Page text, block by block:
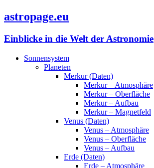
astropage.eu
Einblicke in die Welt der Astronomie
Sonnensystem
Planeten
Merkur (Daten)
Merkur – Atmosphäre
Merkur – Oberfläche
Merkur – Aufbau
Merkur – Magnetfeld
Venus (Daten)
Venus – Atmosphäre
Venus – Oberfläche
Venus – Aufbau
Erde (Daten)
Erde – Atmosphäre